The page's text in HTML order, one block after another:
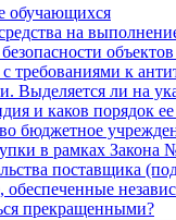
обучающихся
на
требованиями к
Выделяется ли на
и каков порядок
бюджетное
в рамках Закона
поставщика
обеспеченные
прекращенными?